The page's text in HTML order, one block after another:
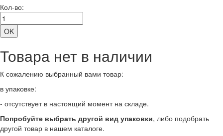
Кол-во:
Товара нет в наличии
К сожалению выбранный вами товар:
в упаковке:
- отсутствует в настоящий момент на складе.
Попробуйте выбрать другой вид упаковки, либо подобрать
другой товар в нашем каталоге.